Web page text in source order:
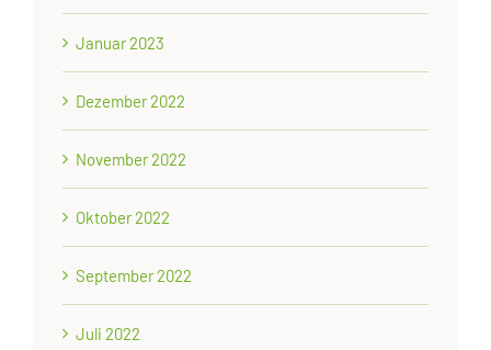
Januar 2023
Dezember 2022
November 2022
Oktober 2022
September 2022
Juli 2022